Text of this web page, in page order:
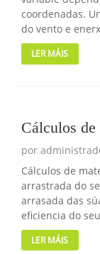
coordenadas.
do vento e
encaixe ...
LER MÁIS
Cálculos
por
Cálculos de
arrastrada do
arrasada das
eficiencia do
LER MÁIS